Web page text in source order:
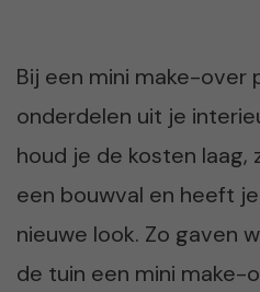
Bij een mini make-over
onderdelen uit je
houd je de kosten laag,
een bouwval en heeft
nieuwe look. Zo gaven
de tuin een mini make-